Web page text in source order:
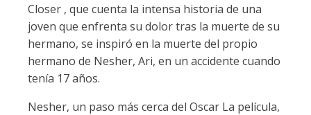
Closer , que cuenta la intensa historia de una
joven que enfrenta su dolor tras la muerte de su
hermano, se inspiró en la muerte del propio
hermano de Nesher, Ari, en un accidente cuando
tenía 17 años.
Nesher, un paso más cerca del Oscar La película,